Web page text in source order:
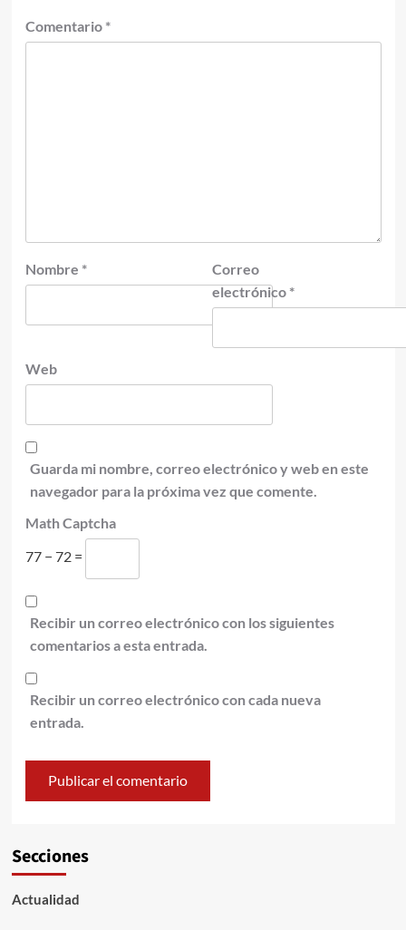
Comentario *
Nombre *
Correo
electrónico *
Web
Guarda mi nombre, correo electrónico y web en este
navegador para la próxima vez que comente.
Math Captcha
77 − 72 =
Recibir un correo electrónico con los siguientes
comentarios a esta entrada.
Recibir un correo electrónico con cada nueva
entrada.
Secciones
Actualidad